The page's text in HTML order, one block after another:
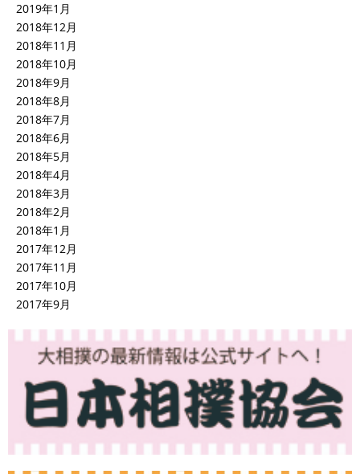
2019年1月
2018年12月
2018年11月
2018年10月
2018年9月
2018年8月
2018年7月
2018年6月
2018年5月
2018年4月
2018年3月
2018年2月
2018年1月
2017年12月
2017年11月
2017年10月
2017年9月